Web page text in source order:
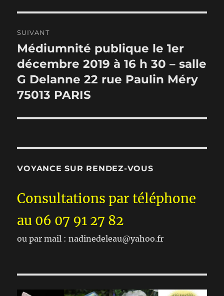
SUIVANT
Publication
suivante :
Médiumnité publique le 1er
décembre 2019 à 16 h 30 – salle
G Delanne 22 rue Paulin Méry
75013 PARIS
VOYANCE SUR RENDEZ-VOUS
Consultations par téléphone
au 06 07 91 27 82
ou par mail : nadinedeleau@yahoo.fr